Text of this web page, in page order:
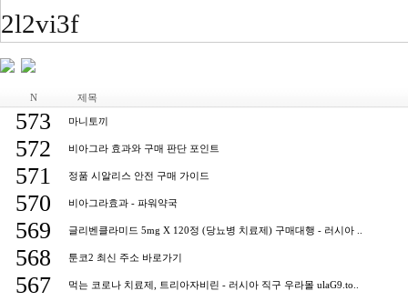
2l2vi3f
N 제목
573 마니토끼
572 비아그라 효과와 구매 판단 포인트
571 정품 시알리스 안전 구매 가이드
570 비아그라효과 - 파워약국
569 글리벤클라미드 5mg X 120정 (당뇨병 치료제) 구매대행 - 러시아 ..
568 툰코2 최신 주소 바로가기
567 먹는 코로나 치료제, 트리아자비린 - 러시아 직구 우라몰 ulaG9.to..